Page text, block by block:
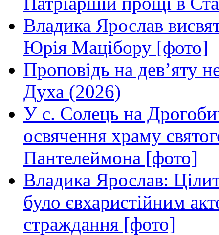
Владика Ярослав
Юрія Мацібору [фото]
Проповідь на дев’яту
Духа (2026)
У с. Солець на
освячення храму
Пантелеймона [фото]
Владика Ярослав:
було євхаристійним
страждання [фото]